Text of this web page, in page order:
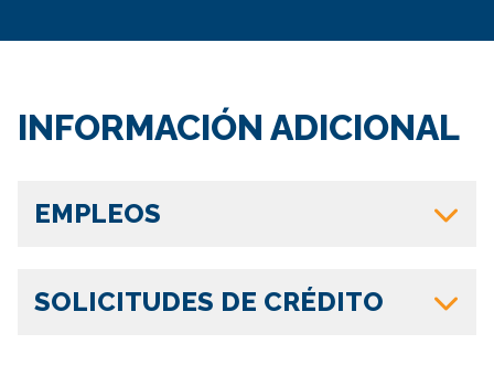
INFORMACIÓN ADICIONAL
EMPLEOS
SOLICITUDES DE CRÉDITO